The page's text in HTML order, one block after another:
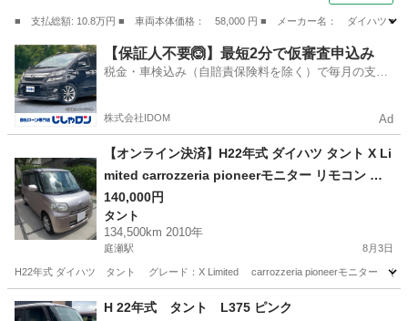
■ 支払総額: 10.8万円 ■ 車両本体価格： 58,000 円 ■ メーカー名： ダイハツ
広島 東広島市 ミラ
【保証人不要🙆】最短2分で仮審査申込み
税金・車検込み（自賠責保険料を除く）で毎月の支払
株式会社IDOM Ad
【オンライン決済】H22年式 ダイハツ タント X Li
mited carrozzeria pioneerモニター リモコン バ
ックカメラ ETC 左パワースライドドア CVT タイ
ミングチェーン 取り扱い説明書 メンテナンスノー
ト 保証書 車検令和9年5月6日まで
140,000円
タント
134,500km 2010年
庭瀬駅 8月3日
H22年式 ダイハツ タント グレード：X Limited carrozzeria pioneerモニター
岡山 岡山市 庭瀬駅 タント
H 22年式 タント L375 ピンク